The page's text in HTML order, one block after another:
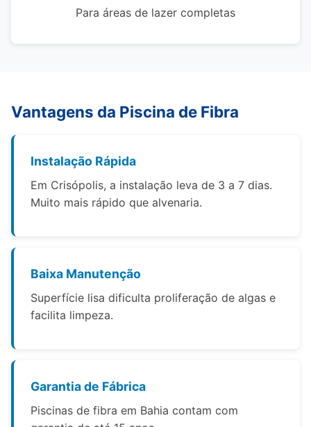
Para áreas de lazer completas
Vantagens da Piscina de Fibra
Instalação Rápida
Em Crisópolis, a instalação leva de 3 a 7 dias.
Muito mais rápido que alvenaria.
Baixa Manutenção
Superfície lisa dificulta proliferação de algas e
facilita limpeza.
Garantia de Fábrica
Piscinas de fibra em Bahia contam com